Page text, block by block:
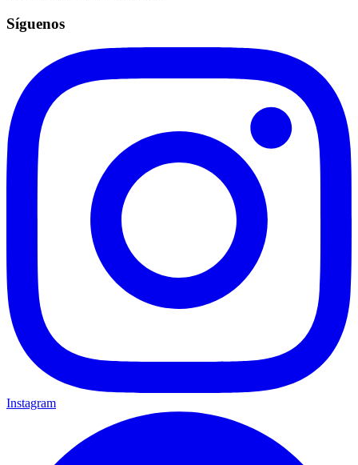
Síguenos
Instagram